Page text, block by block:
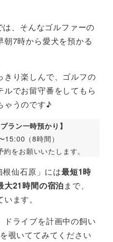
は、そんなゴルファーの
7時から愛犬を預かる
きり楽しんで、ゴルフの
でお留守番をしてもら
ゃうのです♪
ラン一時預かり】
（8時間）
をお願いいたします。
仙石原」には最短1時
大21時間の宿泊まで、
ます。
ライブを計画中の飼い
覗いててみてください